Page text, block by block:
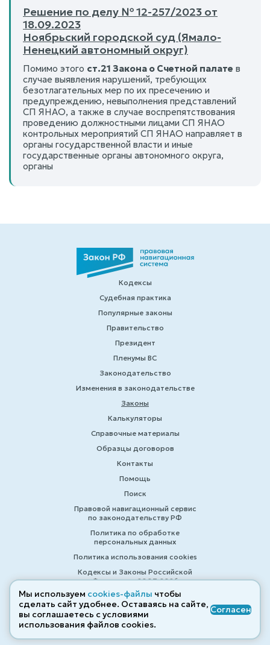
Решение по делу № 12-257/2023 от
18.09.2023
Ноябрьский городской суд (Ямало-
Ненецкий автономный округ)
Помимо этого ст.21 Закона о Счетной палате в
случае выявления нарушений, требующих
безотлагательных мер по их пресечению и
предупреждению, невыполнения представлений
СП ЯНАО, а также в случае воспрепятствования
проведению должностными лицами СП ЯНАО
контрольных мероприятий СП ЯНАО направляет в
органы государственной власти и иные
государственные органы автономного округа,
органы
Кодексы
Судебная практика
Популярные законы
Правительство
Президент
Пленумы ВС
Законодательство
Изменения в законодательстве
Законы
Калькуляторы
Справочные материалы
Образцы договоров
Контакты
Помощь
Поиск
Правовой навигационный сервис
по законодательству РФ
Политика по обработке
персональных данных
Политика использования cookies
Кодексы и Законы Российской
Федерации 2007-2026
© ZAKONRF.INFO
Мы используем cookies-файлы чтобы
сделать сайт удобнее. Оставаясь на сайте,
вы соглашаетесь с условиями
использования файлов cооkies.
Согласен